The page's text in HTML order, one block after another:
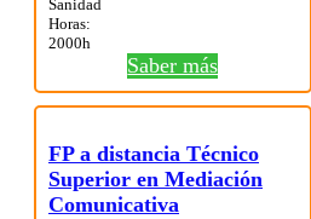
Sanidad
Horas:
2000h
Saber más
FP a distancia Técnico
Superior en Mediación
Comunicativa